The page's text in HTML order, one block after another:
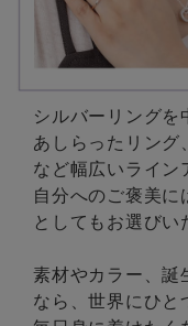
シルバーリングを
あしらったリング
など幅広いライン
自分へのご褒美に
としてもお選びい
素材やカラー、誕
なら、世界にひと